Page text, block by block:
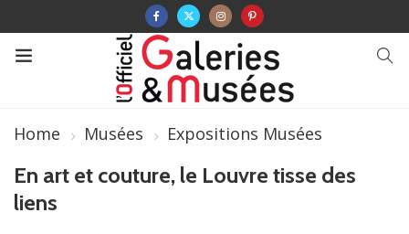
Home Musées Expositions Musées
En art et couture, le Louvre tisse des
liens